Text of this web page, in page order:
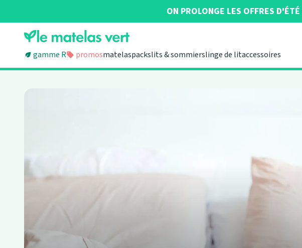
ON PROLONGE LES OFFRES D'ÉTÉ
Gamme R promosmatelaspackslits & sommierslinge de litaccessoires